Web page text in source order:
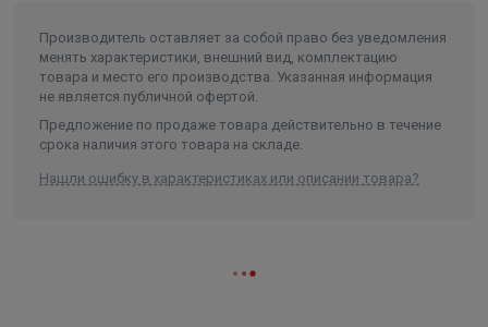
переходов, что, в свою очередь, повышает надежность
системы.
Производитель оставляет за собой право без уведомления
менять характеристики, внешний вид, комплектацию
товара и место его производства. Указанная информация
не является публичной офертой.
Предложение по продаже товара действительно в течение
срока наличия этого товара на складе.
Нашли ошибку в характеристиках или описании товара?